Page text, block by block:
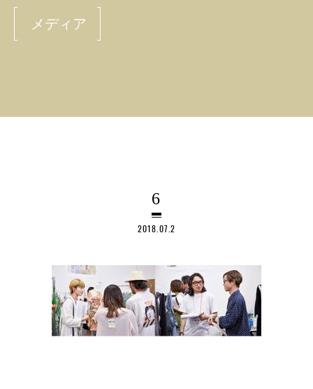
メディア
6
2018.07.2